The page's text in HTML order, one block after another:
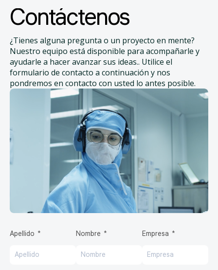
Contáctenos
¿Tienes alguna pregunta o un proyecto en mente?
Nuestro equipo está disponible para acompañarle y
ayudarle a hacer avanzar sus ideas.. Utilice el
formulario de contacto a continuación y nos
pondremos en contacto con usted lo antes posible.
Apellido Nombre Empresa